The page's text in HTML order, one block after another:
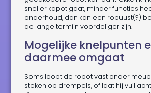
sneller kapot gaat, minder functies
onderhoud, dan kan een robuust(?)
de lange termijn voordeliger zijn.
Mogelijke knelpunten
daarmee omgaat
Soms loopt de robot vast onder
steken op drempels, of laat hij vuil